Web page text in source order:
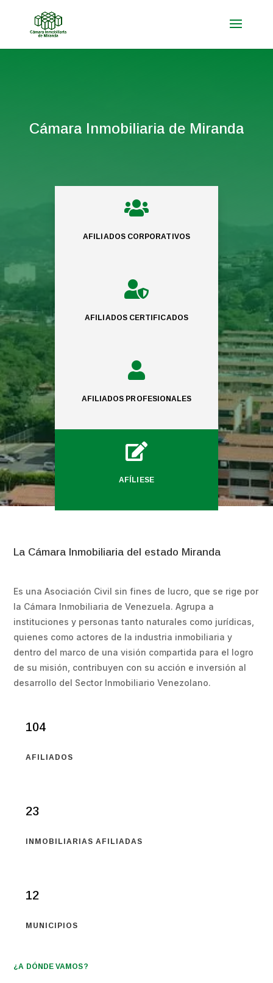
Cámara Inmobiliaria de Miranda

AFILIADOS CORPORATIVOS

AFILIADOS CERTIFICADOS

AFILIADOS PROFESIONALES

AFÍLIESE
La Cámara Inmobiliaria del estado Miranda
Es una Asociación Civil sin fines de lucro, que se rige por
la Cámara Inmobiliaria de Venezuela. Agrupa a
instituciones y personas tanto naturales como jurídicas,
quienes como actores de la industria inmobiliaria y
dentro del marco de una visión compartida para el logro
de su misión, contribuyen con su acción e inversión al
desarrollo del Sector Inmobiliario Venezolano.
104
AFILIADOS
23
INMOBILIARIAS AFILIADAS
12
MUNICIPIOS
¿A DÓNDE VAMOS?